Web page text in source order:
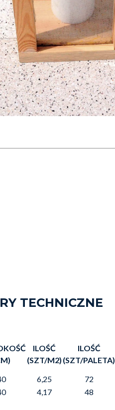
TECHNICZNE
ILOŚĆ
(SZT/M2)
ILOŚĆ
(SZT/PALETA)
6,25 72
4,17 48